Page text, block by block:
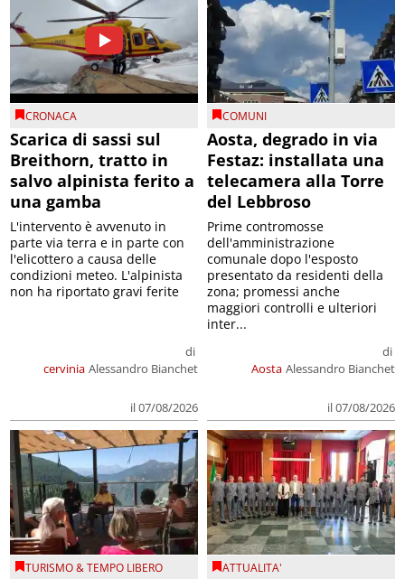
CRONACA
Scarica di sassi sul
Breithorn, tratto in
salvo alpinista ferito a
una gamba
cervinia
di
Alessandro Bianchet
il 07/08/2026
L'intervento è avvenuto in
parte via terra e in parte con
l'elicottero a causa delle
condizioni meteo. L'alpinista
non ha riportato gravi ferite
COMUNI
Aosta, degrado in via
Festaz: installata una
telecamera alla Torre
del Lebbroso
Aosta
di
Alessandro Bianchet
il 07/08/2026
Prime contromosse
dell'amministrazione
comunale dopo l'esposto
presentato da residenti della
zona; promessi anche
maggiori controlli e ulteriori
inter...
TURISMO & TEMPO LIBERO ATTUALITA'